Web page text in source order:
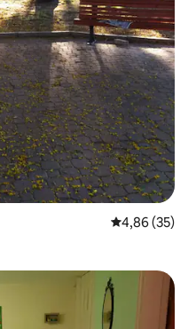
4,86 de uma
4,86 (35)